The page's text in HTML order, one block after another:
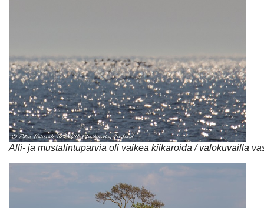
Alli- ja mustalintuparvia oli vaikea kiikaroida / valokuvailla